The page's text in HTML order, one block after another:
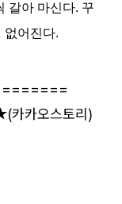
갈아 마신다. 꾸
없어진다.
(카카오스토리)